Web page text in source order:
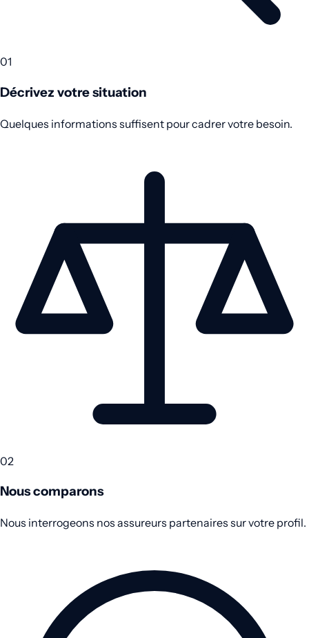
01
Décrivez votre situation
Quelques informations suffisent pour cadrer votre besoin.
02
Nous comparons
Nous interrogeons nos assureurs partenaires sur votre profil.